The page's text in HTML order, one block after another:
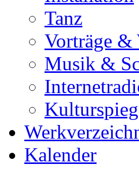
Tanz
Vorträge &
Musik &
Kalender